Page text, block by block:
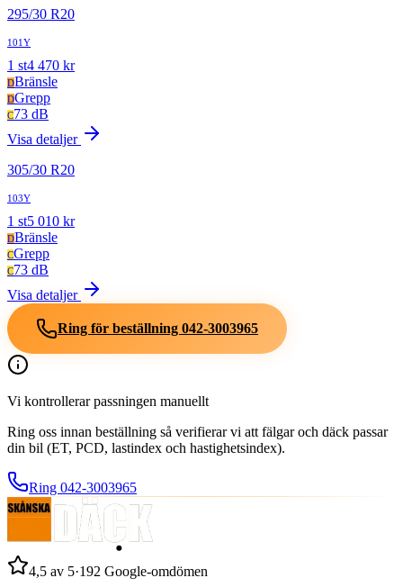
295/30 R20
101Y
1 st4 470 kr
DBränsle
DGrepp
C73 dB
Visa detaljer
305/30 R20
103Y
1 st5 010 kr
DBränsle
CGrepp
C73 dB
Visa detaljer
Ring för beställning 042-3003965
Vi kontrollerar passningen manuellt
Ring oss innan beställning så verifierar vi att fälgar och däck passar
din bil (ET, PCD, lastindex och hastighetsindex).
Ring 042-3003965
4,5 av 5·192 Google-omdömen